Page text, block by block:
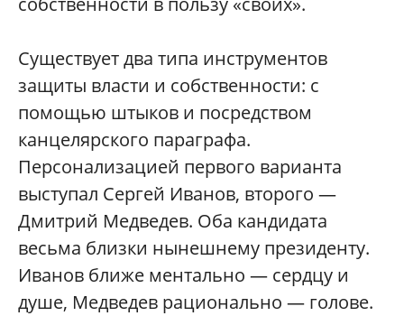
Существует два типа инструментов
защиты власти и собственности: с
помощью штыков и посредством
канцелярского параграфа.
Персонализацией первого варианта
выступал Сергей Иванов, второго —
Дмитрий Медведев. Оба кандидата
весьма близки нынешнему президенту.
Иванов ближе ментально — сердцу и
душе, Медведев рационально — голове.